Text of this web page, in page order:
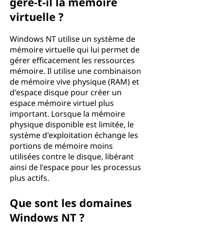
virtuelle ?
Windows NT utilise un système de
mémoire virtuelle qui lui permet de
gérer efficacement les ressources
mémoire. Il utilise une combinaison
de mémoire vive physique (RAM) et
d'espace disque pour créer un
espace mémoire virtuel plus
important. Lorsque la mémoire
physique disponible est limitée, le
système d'exploitation échange les
portions de mémoire moins
utilisées contre le disque, libérant
ainsi de l'espace pour les processus
plus actifs.
Que sont les domaines
Windows NT ?